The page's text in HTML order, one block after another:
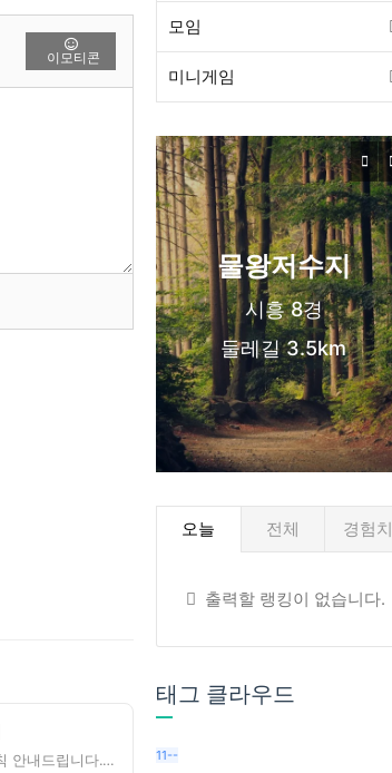
이모티콘
물왕목감 커뮤니티 이용 규칙 안내드립니다.1. 상호 존중: 다른 회원을 존중해주세요2. 광고 금지: 무분별한
모임
미니게임
물왕저수지
시흥 8경
둘레길 3.5km
오늘 전체 경험치
출력할 랭킹이 없습니다.
태그 클라우드
11--